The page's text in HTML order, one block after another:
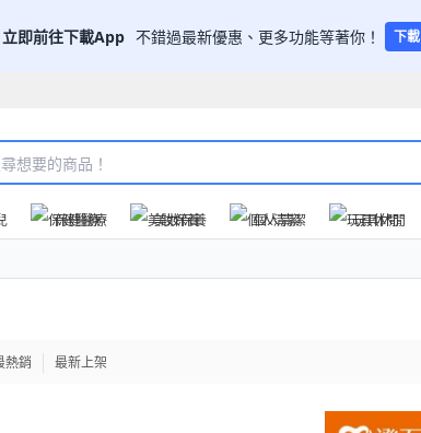
立即前往下載App 不錯過最新優惠、更多功能等著你！ 下載
保健醫療 美妝保養 個人清潔 玩具休閒
熱銷 最新上架